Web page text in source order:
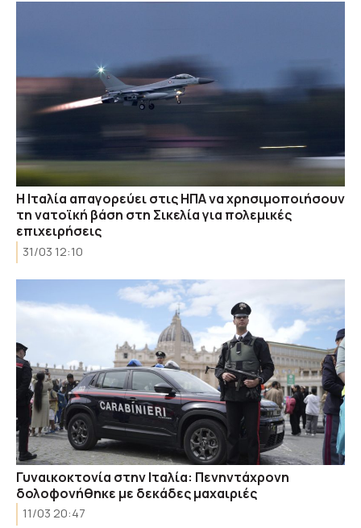
H Iταλία απαγορεύει στις ΗΠΑ να χρησιμοποιήσουν
τη νατοϊκή βάση στη Σικελία για πολεμικές
επιχειρήσεις
31/03 12:10
Γυναικοκτονία στην Ιταλία: Πενηντάχρονη
δολοφονήθηκε με δεκάδες μαχαιριές
11/03 20:47